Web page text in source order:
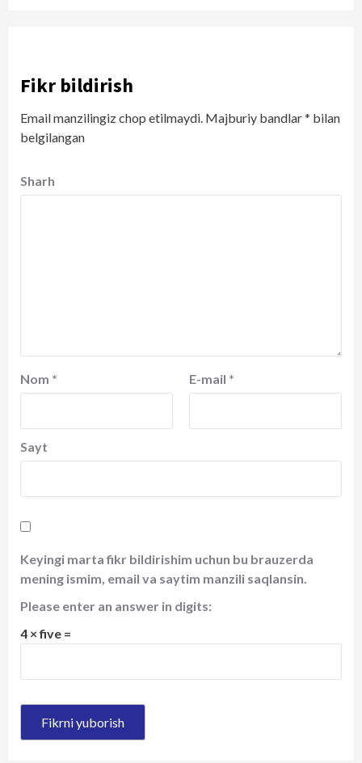
Fikr bildirish
Email manzilingiz chop etilmaydi. Majburiy bandlar* bilan
belgilangan
Sharh
Nom * E-mail *
Sayt
Keyingi marta fikr bildirishim uchun bu brauzerda
mening ismim, email va saytim manzili saqlansin.
Please enter an answer in digits:
4 × five =